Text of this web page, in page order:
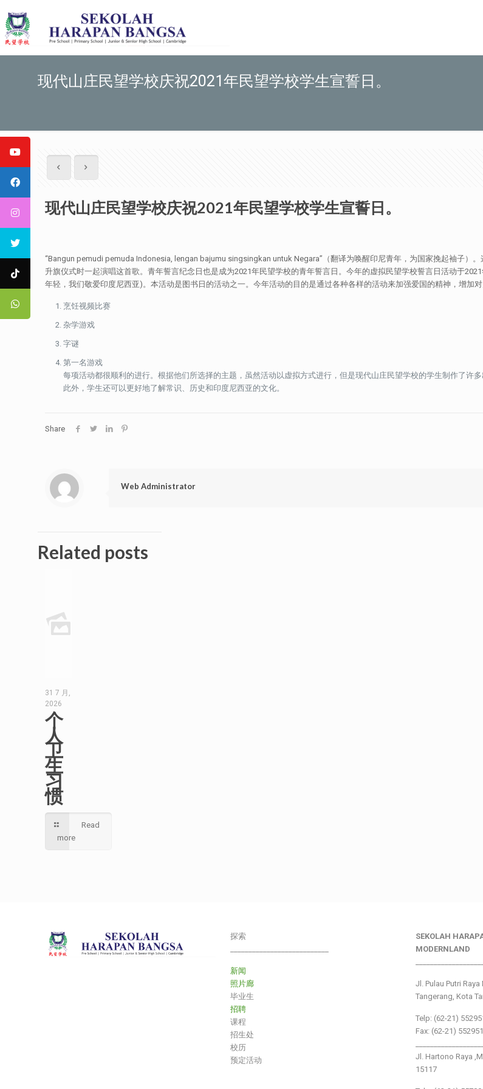
现代山庄民望学校庆祝2021年民望学校学生宣誓日。
现代山庄民望学校庆祝2021年民望学校学生宣誓日。
“Bangun pemudi pemuda Indonesia, lengan bajumu singsingkan untuk Negara”（翻译为唤醒印尼青年，为国家挽起袖子）
升旗仪式时一起演唱这首歌。青年誓言纪念日也是成为2021年民望学校的青年誓言日。今年的虚拟民望学校誓言日活动于
年轻，我们敬爱印度尼西亚)。本活动是图书日的活动之一。今年活动的目的是通过各种各样的活动来加强爱国的精神，增加
烹饪视频比赛
杂学游戏
字谜
第一名游戏
每项活动都很顺利的进行。根据他们所选择的主题，虽然活动以虚拟方式进行，但是现代山庄民望学校的学生制作了许
此外，学生还可以更好地了解常识、历史和印度尼西亚的文化。
Share
Web Administrator
Related posts
31 7 月,
2026
个
人
卫
生
习
惯
Read
more
探索
新闻
照片廊
毕业生
招聘
课程
招生处
校历
预定活动
SEKOLAH
MODERNLAND
Jl. Pulau Putri
Tangerang, Kota
Telp: (62-21)
Fax: (62-21)
Jl. Hartono Raya
15117